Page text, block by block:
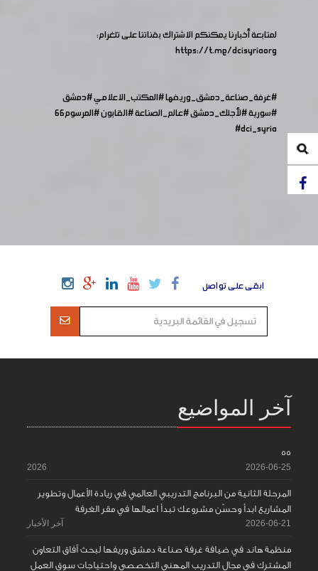
لمتابعة أخبارنا يمكنكم الاشتراك بقناتنا على تلغرام:
https://t.me/dcisyriaorg
#غرفة_صناعة_دمشق_وريفها#المكتب_الاعلامي#دمشق
#سورية#لأجلك_دمشق#عالم_الصناعة#القابون#المرسوم٦٦
#dci_syria
ابقى على تواصل
آخر المواضيع
55
2026-06-25
2026
المرحلة الثانية من البرنامج التدريبي العالمي في ريادة الأعمال وتطوير
المشاريع ابدأ وحسّن مشروعك تبدأ اعمالها في مقر الغرفة
2026-06-21 آخر الأخبار
منظمة هاند في ضيافة غرفة صناعة دمشق وريفها لبحث آفاق التعاون
المشترك في مجال التدريب المهني التخصصي واحتياجات سوق العمل